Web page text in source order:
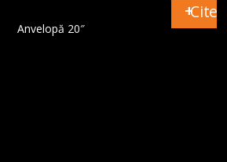
Anvelopă 20″